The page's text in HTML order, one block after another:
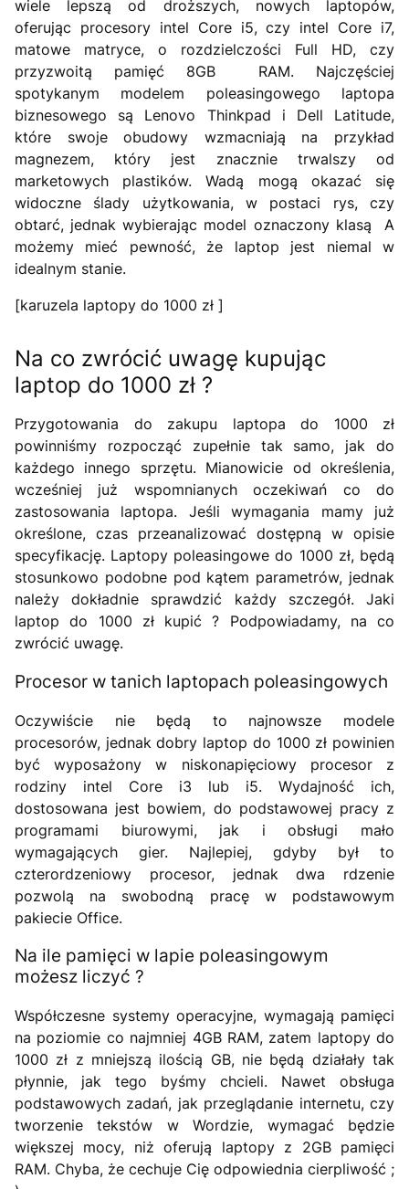
wiele lepszą od droższych, nowych laptopów,
oferując procesory intel Core i5, czy intel Core i7,
matowe matryce, o rozdzielczości Full HD, czy
przyzwoitą pamięć 8GB RAM. Najczęściej
spotykanym modelem poleasingowego laptopa
biznesowego są Lenovo Thinkpad i Dell Latitude,
które swoje obudowy wzmacniają na przykład
magnezem, który jest znacznie trwalszy od
marketowych plastików. Wadą mogą okazać się
widoczne ślady użytkowania, w postaci rys, czy
obtarć, jednak wybierając model oznaczony klasą A
możemy mieć pewność, że laptop jest niemal w
idealnym stanie.
[karuzela laptopy do 1000 zł ]
Na co zwrócić uwagę kupując
laptop do 1000 zł ?
Przygotowania do zakupu laptopa do 1000 zł
powinniśmy rozpocząć zupełnie tak samo, jak do
każdego innego sprzętu. Mianowicie od określenia,
wcześniej już wspomnianych oczekiwań co do
zastosowania laptopa. Jeśli wymagania mamy już
określone, czas przeanalizować dostępną w opisie
specyfikację. Laptopy poleasingowe do 1000 zł, będą
stosunkowo podobne pod kątem parametrów, jednak
należy dokładnie sprawdzić każdy szczegół. Jaki
laptop do 1000 zł kupić ? Podpowiadamy, na co
zwrócić uwagę.
Procesor w tanich laptopach poleasingowych
Oczywiście nie będą to najnowsze modele
procesorów, jednak dobry laptop do 1000 zł powinien
być wyposażony w niskonapięciowy procesor z
rodziny intel Core i3 lub i5. Wydajność ich,
dostosowana jest bowiem, do podstawowej pracy z
programami biurowymi, jak i obsługi mało
wymagających gier. Najlepiej, gdyby był to
czterordzeniowy procesor, jednak dwa rdzenie
pozwolą na swobodną pracę w podstawowym
pakiecie Office.
Na ile pamięci w lapie poleasingowym
możesz liczyć ?
Współczesne systemy operacyjne, wymagają pamięci
na poziomie co najmniej 4GB RAM, zatem laptopy do
1000 zł z mniejszą ilością GB, nie będą działały tak
płynnie, jak tego byśmy chcieli. Nawet obsługa
podstawowych zadań, jak przeglądanie internetu, czy
tworzenie tekstów w Wordzie, wymagać będzie
większej mocy, niż oferują laptopy z 2GB pamięci
RAM. Chyba, że cechuje Cię odpowiednia cierpliwość ;